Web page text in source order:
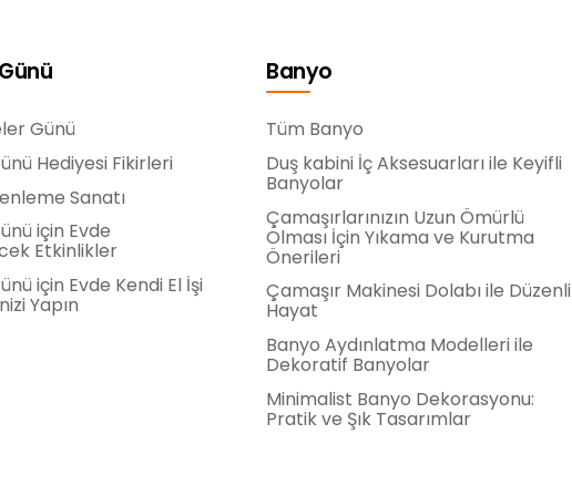
Günü
Hediyesi Fikirleri
Sanatı
için Evde
Etkinlikler
için Evde Kendi El İşi
Yapın
Banyo
Tüm Banyo
Duş kabini İç Aksesuarları ile Keyifli
Banyolar
Çamaşırlarınızın Uzun Ömürlü
Olması İçin Yıkama ve Kurutma
Önerileri
Çamaşır Makinesi Dolabı ile Düzenli
Hayat
Banyo Aydınlatma Modelleri ile
Dekoratif Banyolar
Minimalist Banyo Dekorasyonu:
Pratik ve Şık Tasarımlar